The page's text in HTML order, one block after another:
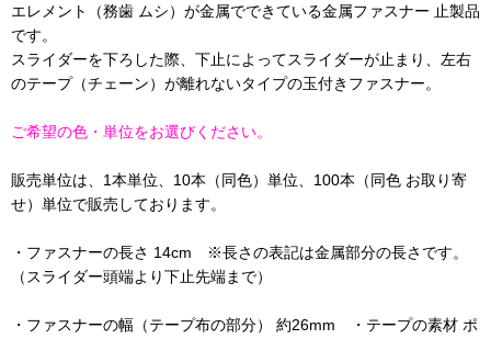
エレメント（務歯 ムシ）が金属でできている金属ファスナー 止製品
です。
スライダーを下ろした際、下止によってスライダーが止まり、左右
のテープ（チェーン）が離れないタイプの玉付きファスナー。
ご希望の色・単位をお選びください。
販売単位は、1本単位、10本（同色）単位、100本（同色 お取り寄
せ）単位で販売しております。
・ファスナーの長さ 14cm ※長さの表記は金属部分の長さです。
（スライダー頭端より下止先端まで）
・ファスナーの幅（テープ布の部分） 約26mm ・テープの素材 ポ